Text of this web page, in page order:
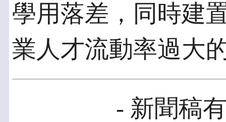
學用落差，同時建
業人才流動率過大
- 新聞稿